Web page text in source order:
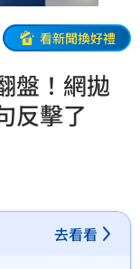
看新聞換好禮
盤！網拋
反擊了
去看看